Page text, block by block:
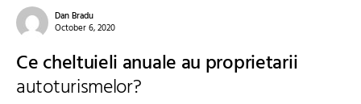
Dan Bradu
October 6, 2020
Ce cheltuieli anuale au proprietarii
autoturismelor?